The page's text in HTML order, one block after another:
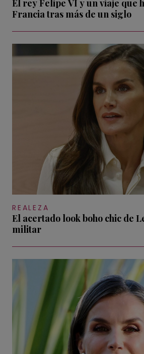
El rey Felipe VI y un viaje que
Francia tras más de un siglo
REALEZA
El acertado look boho chic de
militar